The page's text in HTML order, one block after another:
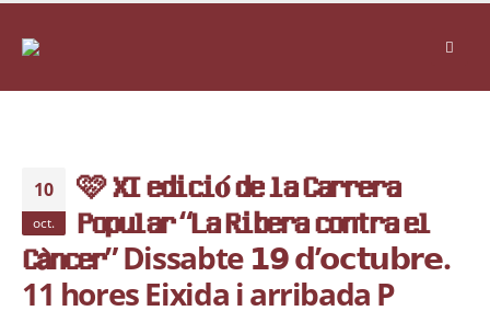
10
oct.
🩷 𝐗𝐈 𝐞𝐝𝐢𝐜𝐢𝐨́ 𝐝𝐞 𝐥𝐚 𝐂𝐚𝐫𝐫𝐞𝐫𝐚
𝐏𝐨𝐩𝐮𝐥𝐚𝐫 “𝗟𝗮 𝗥𝗶𝗯𝗲𝗿𝗮 𝗰𝗼𝗻𝘁𝗿𝗮 𝗲𝗹
𝗖𝗮̀𝗻𝗰𝗲𝗿” Dissabte 𝟭𝟵 𝗱’𝗼𝗰𝘁𝘂𝗯𝗿𝗲.
11 hores Eixida i arribada P